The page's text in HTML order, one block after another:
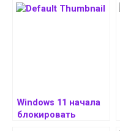
Windows 11 начала
блокировать